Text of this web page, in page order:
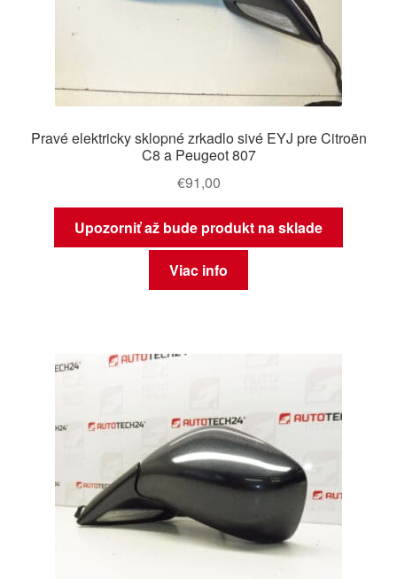
Pravé elektricky sklopné zrkadlo sivé EYJ pre Citroën
C8 a Peugeot 807
€91,00
Upozorniť až bude produkt na sklade
Viac info